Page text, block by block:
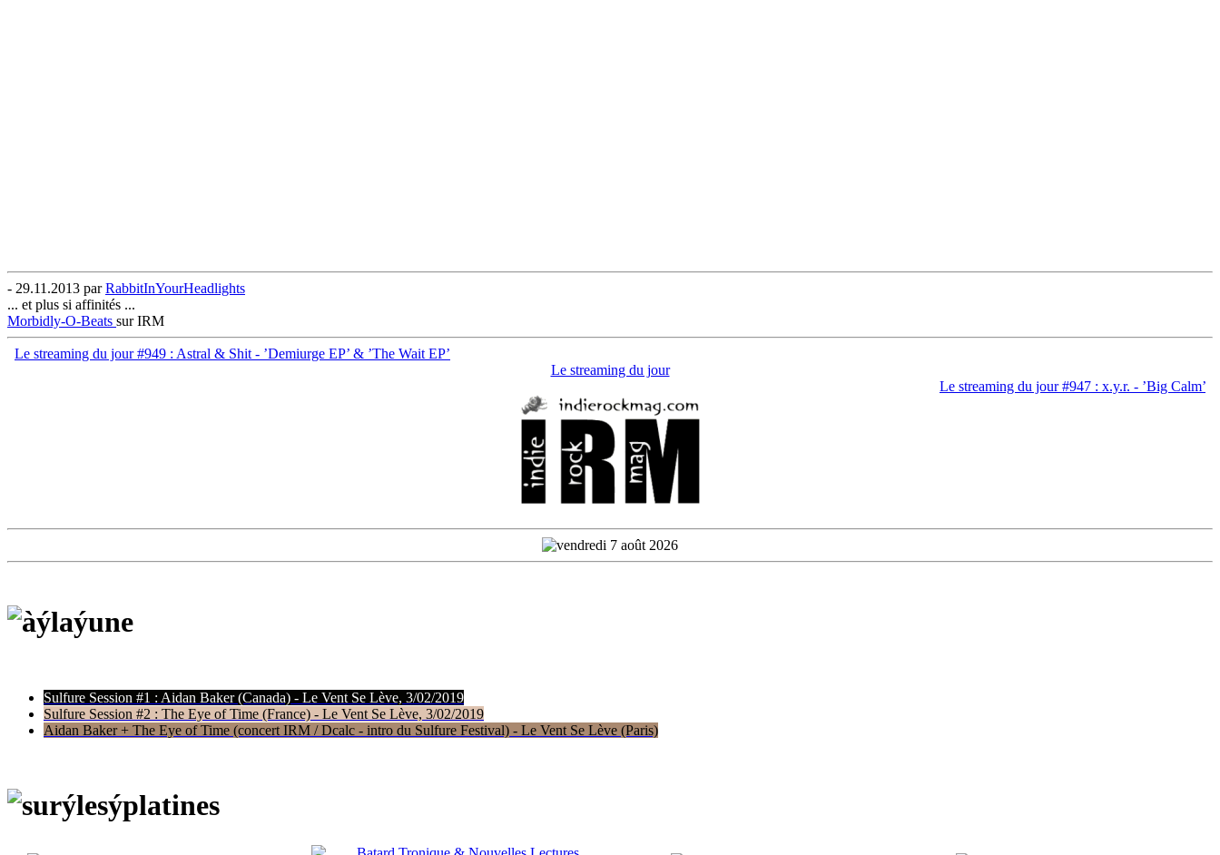
- 29.11.2013 parRabbitInYourHeadlights
... et plus si affinités ...
Morbidly-O-Beats sur IRM
Le streaming du jour #949 : Astral & Shit - ’Demiurge EP’ & ’The Wait EP’
Le streaming du jour
Le streaming du jour #947 : x.y.r. - ’Big Calm’
Sulfure Session #1 : Aidan Baker (Canada) - Le Vent Se Lève, 3/02/2019
Sulfure Session #2 : The Eye of Time (France) - Le Vent Se Lève, 3/02/2019
Aidan Baker + The Eye of Time (concert IRM / Dcalc - intro du Sulfure Festival) - Le Vent Se Lève (Paris)